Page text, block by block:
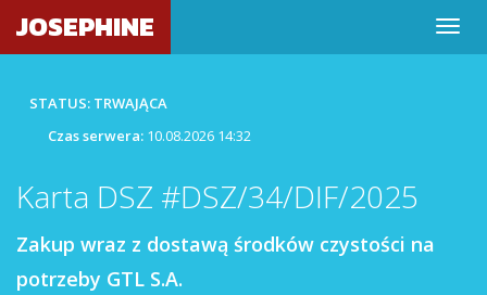
JOSEPHINE
STATUS: TRWAJĄCA
Czas serwera: 10.08.2026 14:32
Karta DSZ #DSZ/34/DIF/2025
Zakup wraz z dostawą środków czystości na
potrzeby GTL S.A.